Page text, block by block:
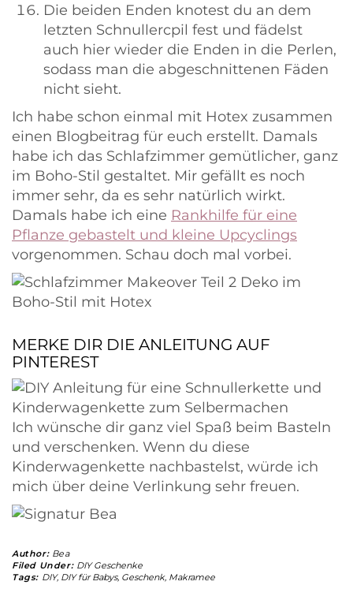
Die beiden Enden knotest du an dem
letzten Schnullercpil fest und fädelst
auch hier wieder die Enden in die Perlen,
sodass man die abgeschnittenen Fäden
nicht sieht.
Ich habe schon einmal mit Hotex zusammen
einen Blogbeitrag für euch erstellt. Damals
habe ich das Schlafzimmer gemütlicher, ganz
im Boho-Stil gestaltet. Mir gefällt es noch
immer sehr, da es sehr natürlich wirkt.
Damals habe ich eine Rankhilfe für eine
Pflanze gebastelt und kleine Upcyclings
vorgenommen. Schau doch mal vorbei.
MERKE DIR DIE ANLEITUNG AUF
PINTEREST
Ich wünsche dir ganz viel Spaß beim Basteln
und verschenken. Wenn du diese
Kinderwagenkette nachbastelst, würde ich
mich über deine Verlinkung sehr freuen.
Author: Bea
Filed Under: DIY Geschenke
Tags: DIY, DIY für Babys, Geschenk, Makramee